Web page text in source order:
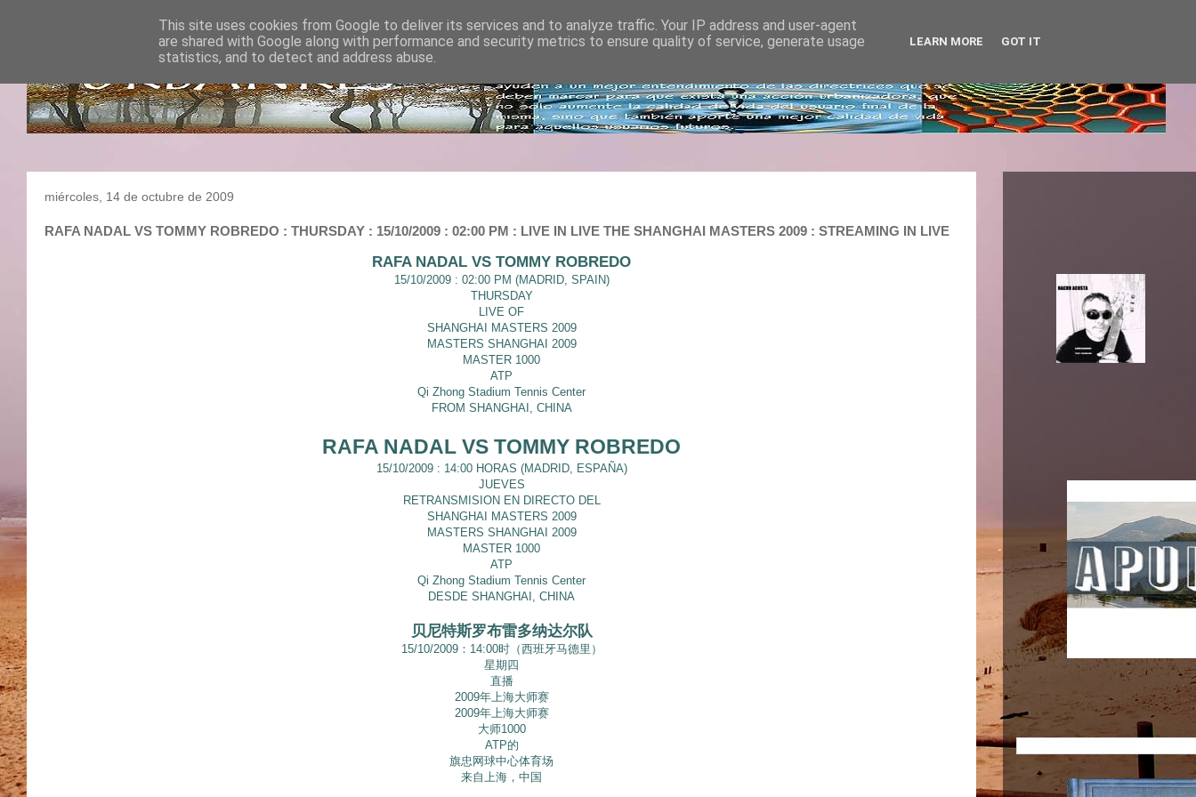
miércoles, 14 de octubre de 2009
RAFA NADAL VS TOMMY ROBREDO : THURSDAY : 15/10/2009 : 02:00 PM : LIVE IN LIVE THE SHANGHAI MASTERS 2009 : STREAMING IN LIVE
RAFA NADAL VS TOMMY ROBREDO
15/10/2009 : 02:00 PM (MADRID, SPAIN)
THURSDAY
LIVE OF
SHANGHAI MASTERS 2009
MASTERS SHANGHAI 2009
MASTER 1000
ATP
Qi Zhong Stadium Tennis Center
FROM SHANGHAI, CHINA
RAFA NADAL VS TOMMY ROBREDO
15/10/2009 : 14:00 HORAS (MADRID, ESPAÑA)
JUEVES
RETRANSMISION EN DIRECTO DEL
SHANGHAI MASTERS 2009
MASTERS SHANGHAI 2009
MASTER 1000
ATP
Qi Zhong Stadium Tennis Center
DESDE SHANGHAI, CHINA
贝尼特斯罗布雷多纳达尔队
15/10/2009：14:00时（西班牙马德里）
星期四
直播
2009年上海大师赛
2009年上海大师赛
大师1000
ATP的
旗忠网球中心体育场
来自上海，中国
This site uses cookies from Google to deliver its services and to analyze traffic. Your IP address and user-agent
are shared with Google along with performance and security metrics to ensure quality of service, generate usage
statistics, and to detect and address abuse.
LEARN MORE GOT IT